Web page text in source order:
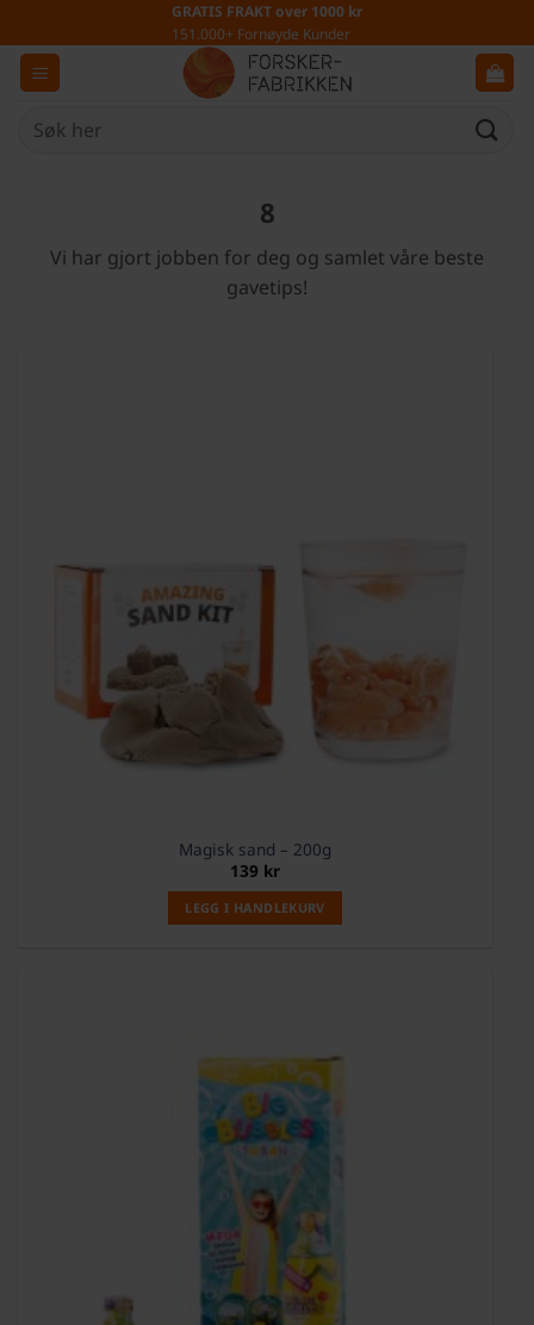
to
content
GRATIS FRAKT over 1000 kr
151.000+ Fornøyde Kunder
Søk
8
Vi har gjort jobben for deg og samlet våre beste
gavetips!
Magisk sand – 200g
139 kr
LEGG I HANDLEKURV